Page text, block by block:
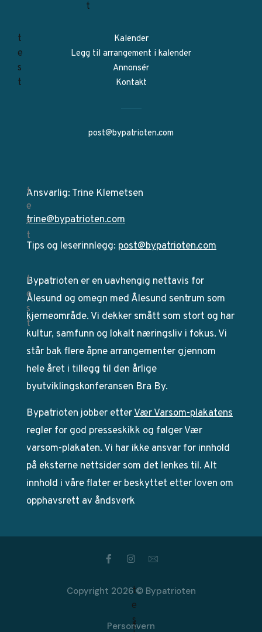
Kalender
Legg til arrangement i kalender
Annonsér
Kontakt
post@bypatrioten.com
Ansvarlig: Trine Klemetsen
trine@bypatrioten.com
Tips og leserinnlegg: post@bypatrioten.com
Bypatrioten er en uavhengig nettavis for
Ålesund og omegn med Ålesund sentrum som
kjerneområde. Vi dekker smått som stort og har
kultur, samfunn og lokalt næringsliv i fokus. Vi
står bak flere åpne arrangementer gjennom
hele året i tillegg til den årlige
byutviklingskonferansen Bra By.
Bypatrioten jobber etterVær Varsom-plakatens
regler for god presseskikk og følger Vær
varsom-plakaten. Vi har ikke ansvar for innhold
på eksterne nettsider som det lenkes til. Alt
innhold i våre flater er beskyttet etter loven om
opphavsrett av åndsverk
Copyright 2026 © Bypatrioten
Personvern